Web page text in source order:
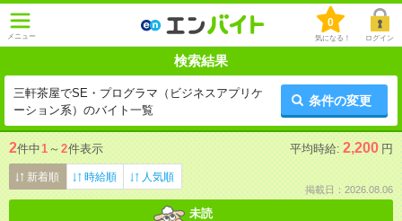
メニュー
0
気になる！ ログイン
検索結果
三軒茶屋でSE・プログラマ（ビジネスアプリケ
ーション系）のバイト一覧
条件の変更
2件中1 ～ 2件表示 平均時給: 2,200 円
新着順 時給順 人気順
掲載日：2026.08.06
未読